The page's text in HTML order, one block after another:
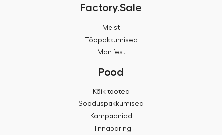
Factory.Sale
Meist
Tööpakkumised
Manifest
Pood
Kõik tooted
Sooduspakkumised
Kampaaniad
Hinnapäring